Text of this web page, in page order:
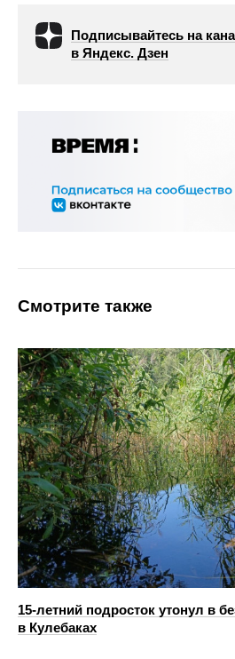
Подписывайтесь на
в Яндекс. Дзен
Смотрите также
15-летний подросток утонул в
в Кулебаках